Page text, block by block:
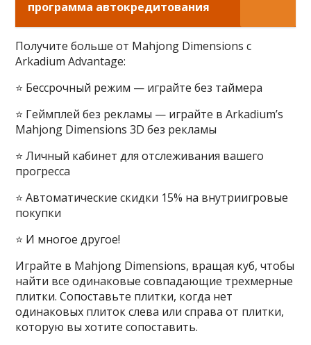
программа автокредитования
Получите больше от Mahjong Dimensions с
Arkadium Advantage:
⭐ Бессрочный режим — играйте без таймера
⭐ Геймплей без рекламы — играйте в Arkadium’s
Mahjong Dimensions 3D без рекламы
⭐ Личный кабинет для отслеживания вашего
прогресса
⭐ Автоматические скидки 15% на внутриигровые
покупки
⭐ И многое другое!
Играйте в Mahjong Dimensions, вращая куб, чтобы
найти все одинаковые совпадающие трехмерные
плитки. Сопоставьте плитки, когда нет
одинаковых плиток слева или справа от плитки,
которую вы хотите сопоставить.